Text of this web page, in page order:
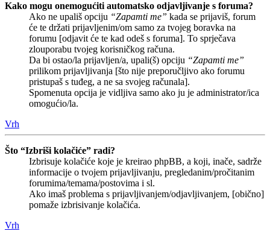
Kako mogu onemogućiti automatsko odjavljivanje s foruma?
Ako ne upališ opciju “Zapamti me” kada se prijaviš, forum
će te držati prijavljenim/om samo za tvojeg boravka na
forumu [odjavit će te kad odeš s foruma]. To sprječava
zlouporabu tvojeg korisničkog računa.
Da bi ostao/la prijavljen/a, upali(š) opciju “Zapamti me”
prilikom prijavljivanja [što nije preporučljivo ako forumu
pristupaš s tuđeg, a ne sa svojeg računala].
Spomenuta opcija je vidljiva samo ako ju je administrator/ica
omogućio/la.
Vrh
Što “Izbriši kolačiće” radi?
Izbrisuje kolačiće koje je kreirao phpBB, a koji, inače, sadrže
informacije o tvojem prijavljivanju, pregledanim/pročitanim
forumima/temama/postovima i sl.
Ako imaš problema s prijavljivanjem/odjavljivanjem, [obično]
pomaže izbrisivanje kolačića.
Vrh